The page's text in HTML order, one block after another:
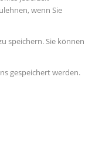
wenn Sie
speichern. Sie können
gespeichert werden.